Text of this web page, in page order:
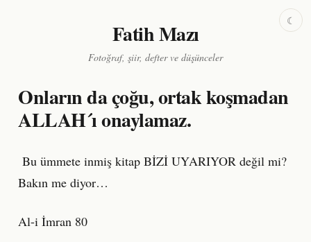
Fatih Mazı
Fotoğraf, şiir, defter ve düşünceler
Onların da çoğu, ortak koşmadan
ALLAH´ı onaylamaz.
Bu ümmete inmiş kitap BİZİ UYARIYOR değil mi?
Bakın me diyor…
Al-i İmran 80
☾